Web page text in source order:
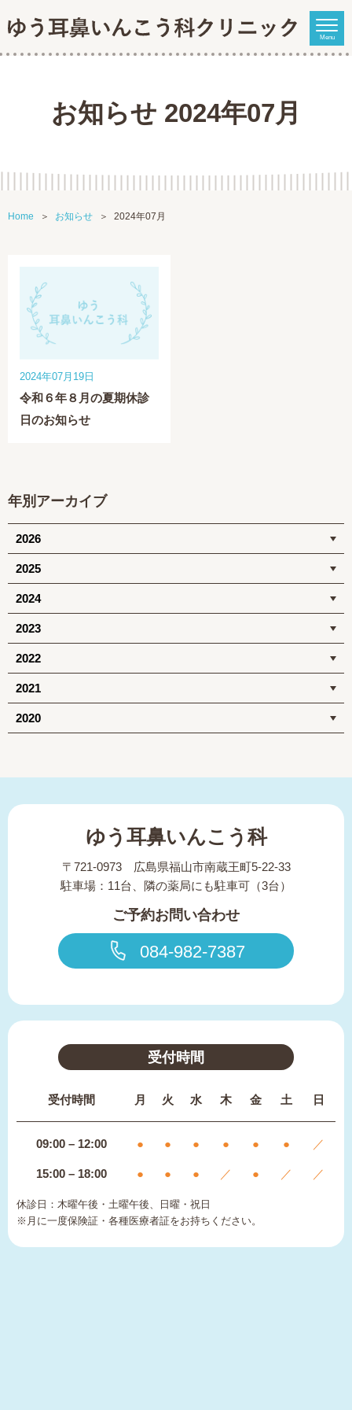
Menu
お知らせ 2024年07月
Home お知らせ 2024年07月
2024年07月19日
令和６年８月の夏期休診
日のお知らせ
年別アーカイブ
2026
2025
2024
2023
2022
2021
2020
ゆう耳鼻いんこう科
〒721-0973 広島県福山市南蔵王町5-22-33
駐車場：11台、隣の薬局にも駐車可（3台）
ご予約お問い合わせ
084-982-7387
受付時間
受付時間 月 火 水 木 金 土 日
09:00 – 12:00 ● ● ● ● ● ● ／
15:00 – 18:00 ● ● ● ／ ● ／ ／
休診日：木曜午後・土曜午後、日曜・祝日
※月に一度保険証・各種医療者証をお持ちください。